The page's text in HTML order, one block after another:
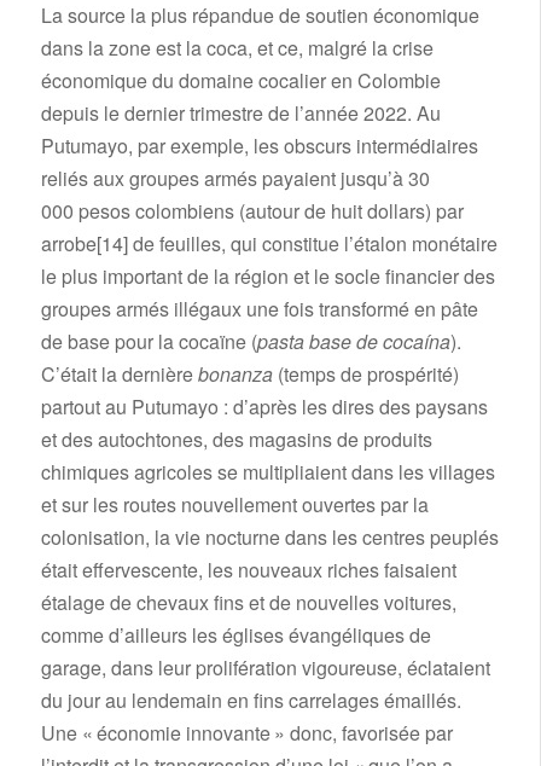
La source la plus répandue de soutien économique
dans la zone est la coca, et ce, malgré la crise
économique du domaine cocalier en Colombie
depuis le dernier trimestre de l’année 2022. Au
Putumayo, par exemple, les obscurs intermédiaires
reliés aux groupes armés payaient jusqu’à 30
000 pesos colombiens (autour de huit dollars) par
arrobe[14]de feuilles, qui constitue l’étalon monétaire
le plus important de la région et le socle financier des
groupes armés illégaux une fois transformé en pâte
de base pour la cocaïne (pasta base de cocaína).
C’était la dernièrebonanza(temps de prospérité)
partout au Putumayo : d’après les dires des paysans
et des autochtones, des magasins de produits
chimiques agricoles se multipliaient dans les villages
et sur les routes nouvellement ouvertes par la
colonisation, la vie nocturne dans les centres peuplés
était effervescente, les nouveaux riches faisaient
étalage de chevaux fins et de nouvelles voitures,
comme d’ailleurs les églises évangéliques de
garage, dans leur prolifération vigoureuse, éclataient
du jour au lendemain en fins carrelages émaillés.
Une « économie innovante » donc, favorisée par